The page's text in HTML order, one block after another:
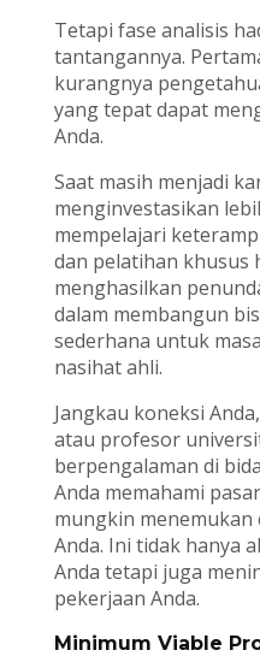
Tetapi fase analisis
tantangannya.
kurangnya
yang tepat dapat
Anda.
Saat masih menjadi
menginvestasikan
mempelajari
dan pelatihan khusus
menghasilkan
dalam membangun
sederhana untuk
nasihat ahli.
Jangkau koneksi
atau profesor
berpengalaman di
Anda memahami
mungkin menemukan
Anda. Ini tidak hanya
Anda tetapi juga
pekerjaan Anda.
Minimum Viable